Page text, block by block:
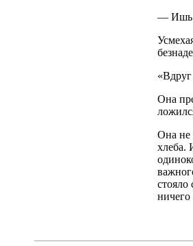
— Ишь
Она
Она не
хлеба.
ничего